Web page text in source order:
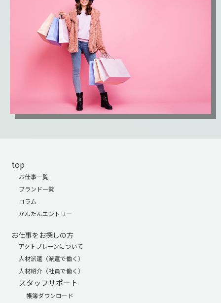
top
お仕事一覧
ブランド一覧
コラム
かんたんエントリー
お仕事をお探しの方
アクトブレーンについて
人材派遣（派遣で働く）
人材紹介（社員で働く）
スタッフサポート
帳簿ダウンロード